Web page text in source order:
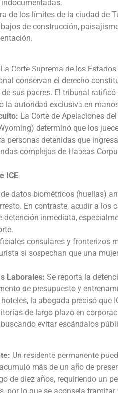
indocumentadas.
de los límites de la ciudad de
de construcción,
La Corte Suprema de los
conservan el derecho
sus padres. El tribunal ratificó
autoridad exclusiva en
La Corte de Apelaciones
determinó que los
personas detenidas que
complejas de Habeas
ICE
datos biométricos (huellas)
En contraste, acudir a los
detención inmediata,
consulares y fronterizos
si sospechan que una
Laborales: Se reporta la
de presupuesto y
la abogada precisó que
de largo plazo en
evitar escándalos
Un residente permanente
más de un año de
de diez años, requiriendo un
por lo que se aconseja